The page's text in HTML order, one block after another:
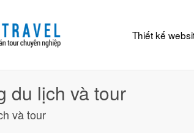
Thiết kế
du lịch và tour
và tour